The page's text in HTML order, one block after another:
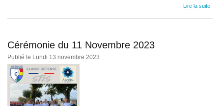
Lire la suite
Cérémonie du 11 Novembre 2023
Publié le Lundi 13 novembre 2023